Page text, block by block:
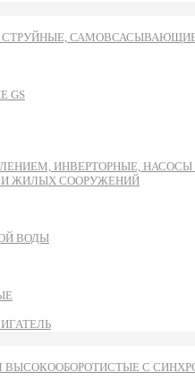
САМОВСАСЫВАЮЩИЕ
GS
ИНВЕРТОРНЫЕ,
И ЖИЛЫХ СООРУЖЕНИЙ
ВОДЫ
С